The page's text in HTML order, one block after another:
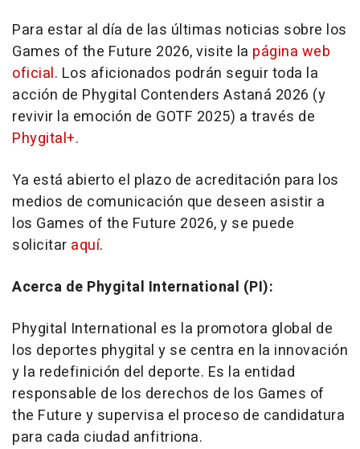
Para estar al día de las últimas noticias sobre los
Games of the Future 2026, visite la página web
oficial. Los aficionados podrán seguir toda la
acción de Phygital Contenders Astaná 2026 (y
revivir la emoción de GOTF 2025) a través de
Phygital+.
Ya está abierto el plazo de acreditación para los
medios de comunicación que deseen asistir a
los Games of the Future 2026, y se puede
solicitar aquí.
Acerca de Phygital International (PI):
Phygital International es la promotora global de
los deportes phygital y se centra en la innovación
y la redefinición del deporte. Es la entidad
responsable de los derechos de los Games of
the Future y supervisa el proceso de candidatura
para cada ciudad anfitriona.